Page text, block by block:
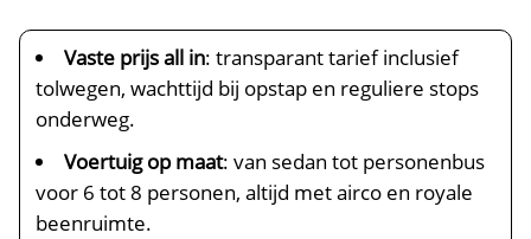
Vaste prijs all in: transparant tarief inclusief
tolwegen, wachttijd bij opstap en reguliere stops
onderweg.
Voertuig op maat: van sedan tot personenbus
voor 6 tot 8 personen, altijd met airco en royale
beenruimte.